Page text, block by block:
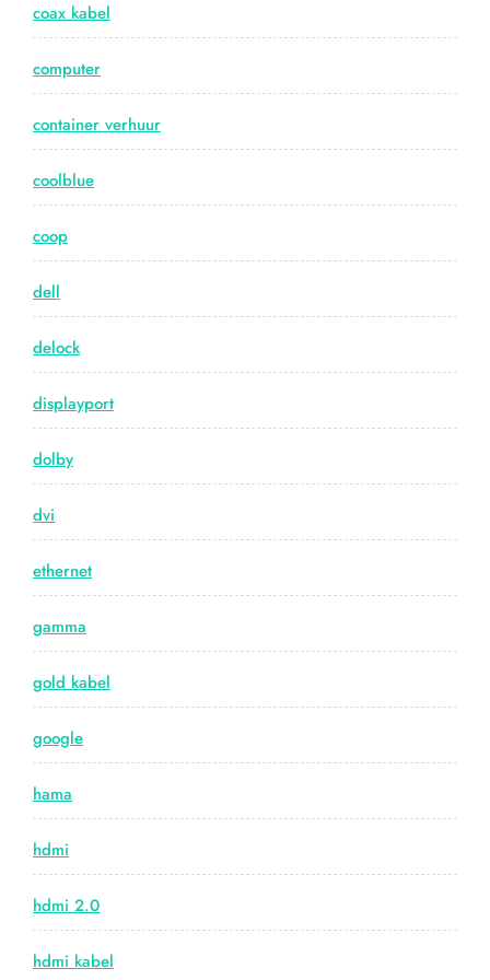
coax kabel
computer
container verhuur
coolblue
coop
dell
delock
displayport
dolby
dvi
ethernet
gamma
gold kabel
google
hama
hdmi
hdmi 2.0
hdmi kabel